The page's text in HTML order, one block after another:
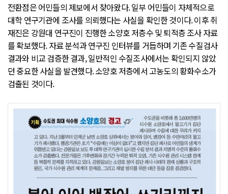
전환점은 어민들의 제보에서 찾아왔다. 일부 어민들이 자체적으로
대학 연구기관에 조사를 의뢰했다는 사실을 확인한 것이다. 이후 취
재진은 강원대 연구진이 진행한 소양호 저층수 및 퇴적층 조사 자료
를 확보했다. 자료 분석과 연구진 인터뷰를 거듭하며 기존 수질검사
결과와 비교 검증한 결과, 일반적인 수질조사에서는 확인되지 않았
던 중요한 사실을 발견했다. 소양호 저층에서 고농도의 황화수소가
검출된 것이다.